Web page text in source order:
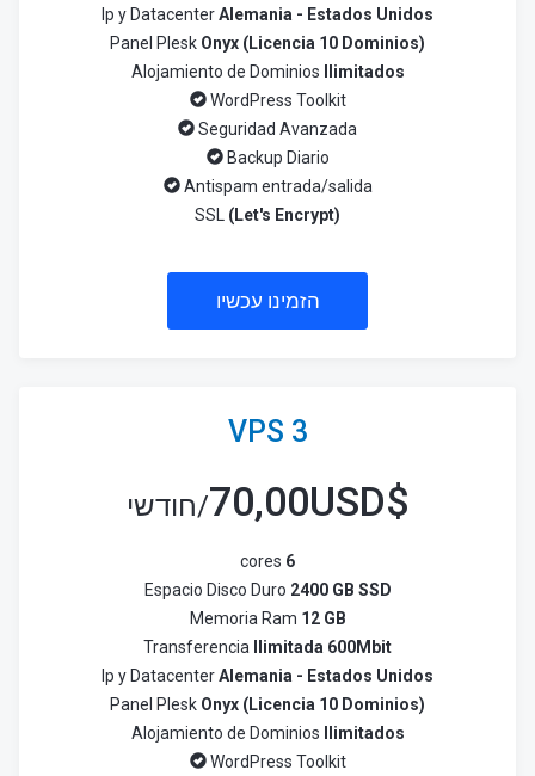
Ip y DatacenterAlemania - Estados Unidos
Panel Plesk Onyx (Licencia 10 Dominios)
Alojamiento de Dominios Ilimitados
WordPress Toolkit
Seguridad Avanzada
Backup Diario
Antispam entrada/salida
SSL (Let's Encrypt)
הזמינו עכשיו
VPS 3
$
70,00USD/חודשי
cores 6
Espacio Disco Duro 2400 GB SSD
Memoria Ram 12 GB
Transferencia
Ilimitada 600Mbit
Ip y DatacenterAlemania - Estados Unidos
Panel Plesk Onyx (Licencia 10 Dominios)
Alojamiento de Dominios Ilimitados
WordPress Toolkit